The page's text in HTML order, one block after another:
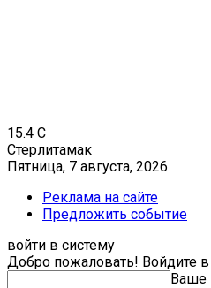
15.4 C
Стерлитамак
Пятница, 7 августа, 2026
Реклама на сайте
Предложить событие
войти в систему
Добро пожаловать! Войдите
Ваше